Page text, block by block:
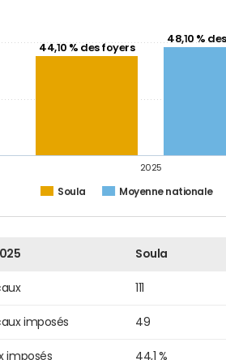
44,10 % des foyers
48,10 %
Soula Moyenne nationale
2025
Soula
imposés 49
imposés 44,1 %